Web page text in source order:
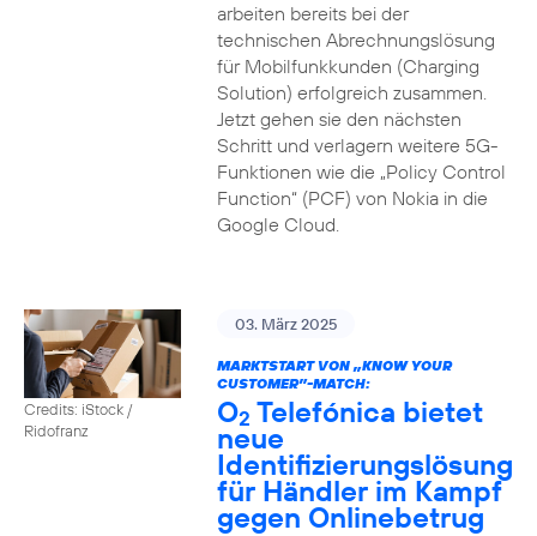
arbeiten bereits bei der
technischen Abrechnungslösung
für Mobilfunkkunden (Charging
Solution) erfolgreich zusammen.
Jetzt gehen sie den nächsten
Schritt und verlagern weitere 5G-
Funktionen wie die „Policy Control
Function“ (PCF) von Nokia in die
Google Cloud.
Credits: iStock /
Ridofranz
03. März 2025
MARKTSTART VON „KNOW YOUR
CUSTOMER”-MATCH:
O2 Telefónica bietet
neue
Identifizierungslösung
für Händler im Kampf
gegen Onlinebetrug